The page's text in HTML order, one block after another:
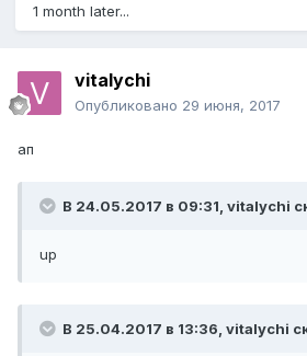
1 month later...
vitalychi
Опубликовано 29 июня, 2017
ап
В 24.05.2017 в 09:31, vitalychi
up
В 25.04.2017 в 13:36, vitalychi